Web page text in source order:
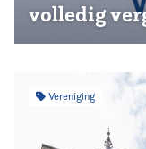
volledig
Vereniging